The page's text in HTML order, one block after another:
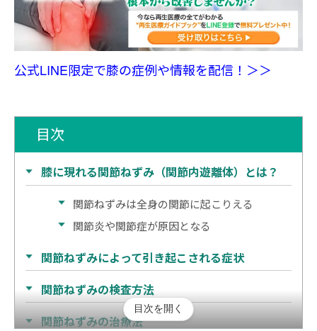
公式LINE限定で膝の症例や情報を配信！＞＞
目次
膝に現れる関節ねずみ（関節内遊離体）とは？
関節ねずみは全身の関節に起こりえる
関節炎や関節症が原因となる
関節ねずみによって引き起こされる症状
関節ねずみの検査方法
関節ねずみの治療法
目次を開く